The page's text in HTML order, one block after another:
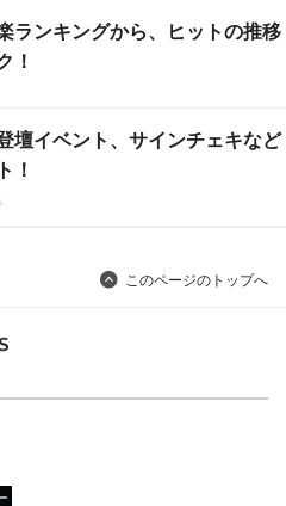
ランキングから、ヒットの推移
！
壇イベント、サインチェキなど
！
このページのトップへ